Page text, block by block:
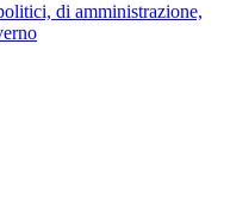
di amministrazione,